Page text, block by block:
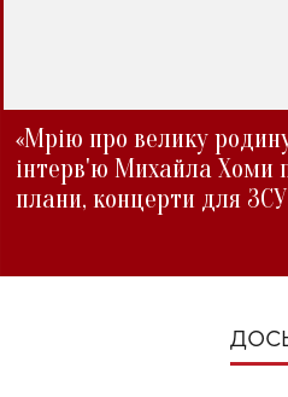
«Мрію про велику
інтерв'ю Михайла Хоми
плани, концерти для ЗСУ